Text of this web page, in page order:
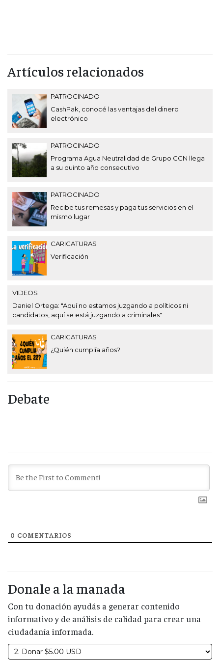
Artículos relacionados
PATROCINADO
CashPak, conocé las ventajas del dinero
electrónico
PATROCINADO
Programa Agua Neutralidad de Grupo CCN llega
a su quinto año consecutivo
PATROCINADO
Recibe tus remesas y paga tus servicios en el
mismo lugar
CARICATURAS
Verificación
VIDEOS
Daniel Ortega: "Aquí no estamos juzgando a políticos ni
candidatos, aquí se está juzgando a criminales"
CARICATURAS
¿Quién cumplía años?
Debate
0 COMENTARIOS
Donale a la manada
Con tu donación ayudás a generar contenido
informativo y de análisis de calidad para crear una
ciudadanía informada.